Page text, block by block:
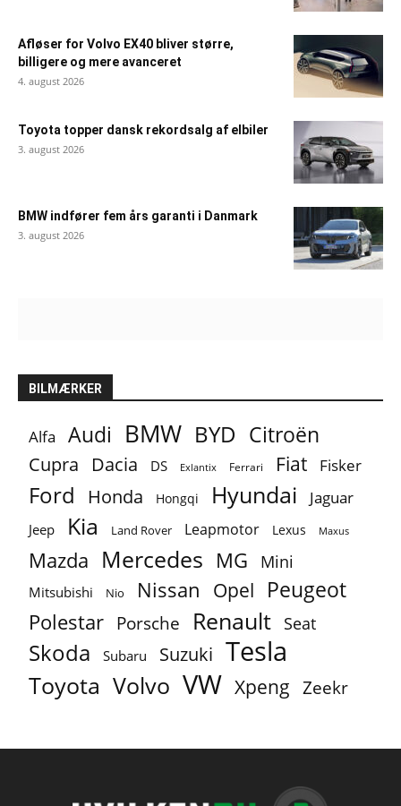
Afløser for Volvo EX40 bliver større,
billigere og mere avanceret
4. august 2026
Toyota topper dansk rekordsalg af elbiler
3. august 2026
BMW indfører fem års garanti i Danmark
3. august 2026
BILMÆRKER
Alfa Audi BMW BYD Citroën
Cupra Dacia DS Exlantix Ferrari Fiat Fisker
Ford Honda Hongqi Hyundai Jaguar
Jeep Kia Land Rover Leapmotor Lexus Maxus
Mazda Mercedes MG Mini
Mitsubishi Nio Nissan Opel Peugeot
Polestar Porsche Renault Seat
Skoda Subaru Suzuki Tesla
Toyota Volvo VW Xpeng Zeekr